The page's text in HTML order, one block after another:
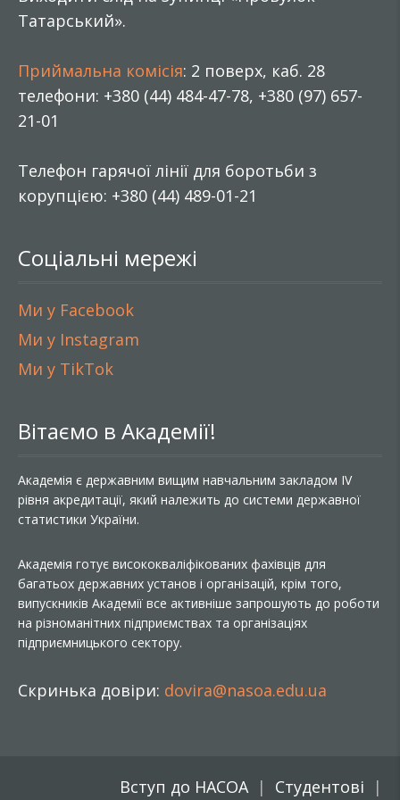
Татарський».
Приймальна комісія: 2 поверх, каб. 28
телефони: +380 (44) 484-47-78, +380 (97) 657-
21-01
Телефон гарячої лінії для боротьби з
корупцією: +380 (44) 489-01-21
Соціальні мережі
Ми у Facebook
Ми у Instagram
Ми у TikTok
Вітаємо в Академії!
Академія є державним вищим навчальним закладом IV
рівня акредитації, який належить до системи державної
статистики України.
Академія готує висококваліфікованих фахівців для
багатьох державних установ і організацій, крім того,
випускників Академії все активніше запрошують до роботи
на різноманітних підприємствах та організаціях
підприємницького сектору.
Скринька довіри: dovira@nasoa.edu.ua
Вступ до НАСОА Студентові